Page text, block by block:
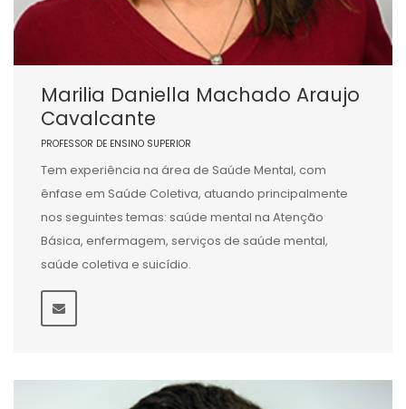
Marilia Daniella Machado Araujo
Cavalcante
PROFESSOR DE ENSINO SUPERIOR
Tem experiência na área de Saúde Mental, com
ênfase em Saúde Coletiva, atuando principalmente
nos seguintes temas: saúde mental na Atenção
Básica, enfermagem, serviços de saúde mental,
saúde coletiva e suicídio.